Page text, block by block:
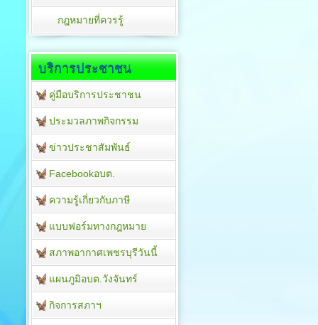
กฎหมายที่ควรรู้
บริการประชาชน
คู่มือบริการประชาชน
ประมวลภาพกิจกรรม
ข่าวประชาสัมพันธ์
Facebookอบต.
ความรู้เกี่ยวกับภาษี
แบบฟอร์มทางกฎหมาย
สภาพอากาศเพชรบุรีวันนี้
แผนภูมิอบต.วังจันทร์
กิจการสภาฯ